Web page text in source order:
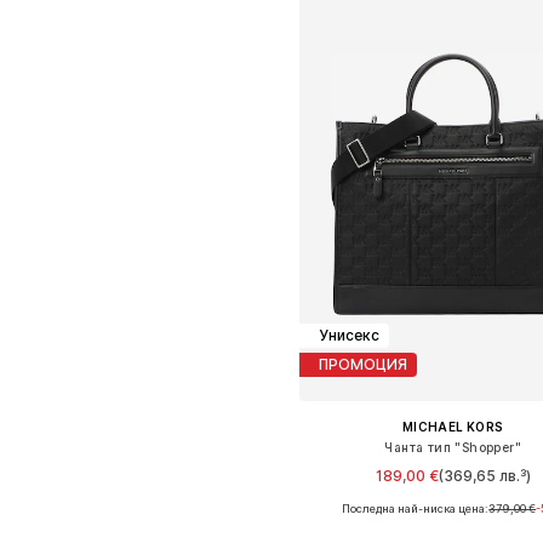
Унисекс
ПРОМОЦИЯ
MICHAEL KORS
Чанта тип "Shopper"
189,00 €(369,65 лв.³)
Налични размери: One Size
Последна най-ниска цена:379,00 €-